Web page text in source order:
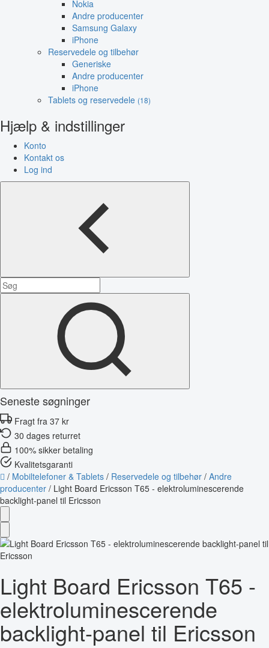
Nokia
Andre producenter
Samsung Galaxy
iPhone
Reservedele og tilbehør
Generiske
Andre producenter
iPhone
Tablets og reservedele (18)
Hjælp & indstillinger
Konto
Kontakt os
Log ind
Seneste søgninger
Fragt fra 37 kr
30 dages returret
100% sikker betaling
Kvalitetsgaranti
/ Mobiltelefoner & Tablets / Reservedele og tilbehør / Andre
producenter / Light Board Ericsson T65 - elektroluminescerende
backlight-panel til Ericsson
Light Board Ericsson T65 -
elektroluminescerende
backlight-panel til Ericsson